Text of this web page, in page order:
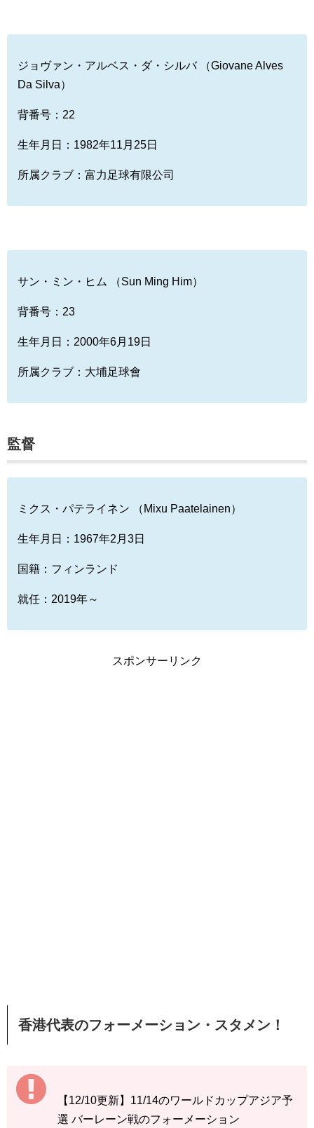
ジョヴァン・アルベス・ダ・シルバ （Giovane Alves
Da Silva）
背番号：22
生年月日：1982年11月25日
所属クラブ：富力足球有限公司
サン・ミン・ヒム （Sun Ming Him）
背番号：23
生年月日：2000年6月19日
所属クラブ：大埔足球會
監督
ミクス・パテライネン （Mixu Paatelainen）
生年月日：1967年2月3日
国籍：フィンランド
就任：2019年～
スポンサーリンク
香港代表のフォーメーション・スタメン！
【12/10更新】11/14のワールドカップアジア予
選 バーレーン戦のフォーメーション